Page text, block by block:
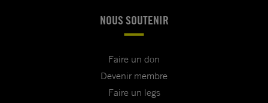
NOUS SOUTENIR
Faire un don
Devenir membre
Faire un legs